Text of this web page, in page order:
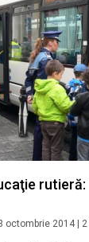
octombrie 2014 2